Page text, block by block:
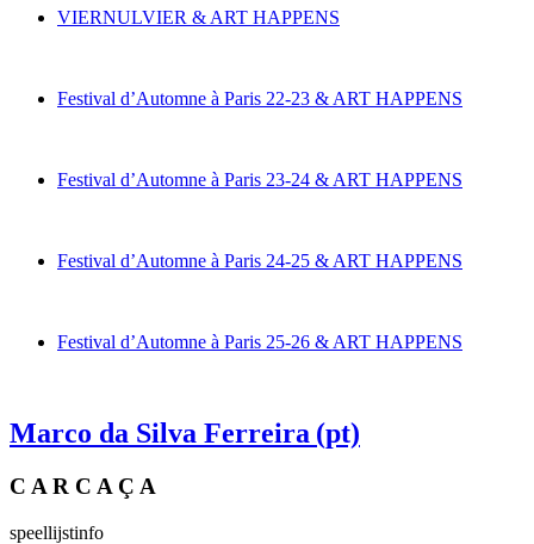
VIERNULVIER & ART HAPPENS
Festival d’Automne à Paris 22-23 & ART HAPPENS
Festival d’Automne à Paris 23-24 & ART HAPPENS
Festival d’Automne à Paris 24-25 & ART HAPPENS
Festival d’Automne à Paris 25-26 & ART HAPPENS
Marco da Silva Ferreira (pt)
C A R C A Ç A
speellijstinfo